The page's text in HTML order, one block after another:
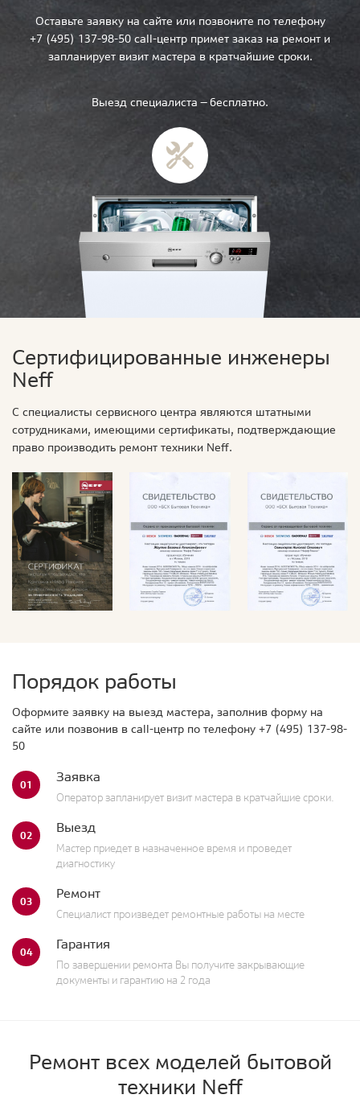
Оставьте заявку на сайте или позвоните по телефону
+7 (495) 137-98-50 call-центр примет заказ на ремонт и
запланирует визит мастера в кратчайшие сроки.
Выезд специалиста — бесплатно.
Сертифицированные инженеры
Neff
С специалисты сервисного центра являются штатными
сотрудниками, имеющими сертификаты, подтверждающие
право производить ремонт техники Neff.
Порядок работы
Оформите заявку на выезд мастера, заполнив форму на
сайте или позвонив в call-центр по телефону +7 (495) 137-98-
50
01 Заявка
Оператор запланирует визит мастера в кратчайшие сроки.
02 Выезд
Мастер приедет в назначенное время и проведет
диагностику
03 Ремонт
Специалист произведет ремонтные работы на месте
04 Гарантия
По завершении ремонта Вы получите закрывающие
документы и гарантию на 2 года
Ремонт всех моделей бытовой
техники Neff